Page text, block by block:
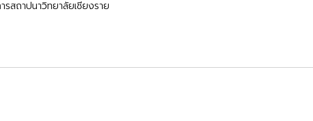
สถาปนาวิทยาลัยเชียงราย